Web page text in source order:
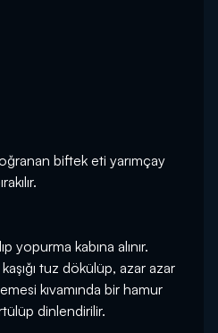
biftek eti yarımçay
yopurma kabına alınır.
tuz dökülüp, azar azar
kıvamında bir hamur
dinlendirilir.